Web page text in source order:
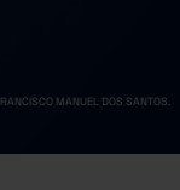
MANUEL DOS SANTOS.